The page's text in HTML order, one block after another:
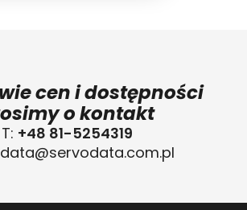
cen i dostępności
o kontakt
T: +48 81-5254319